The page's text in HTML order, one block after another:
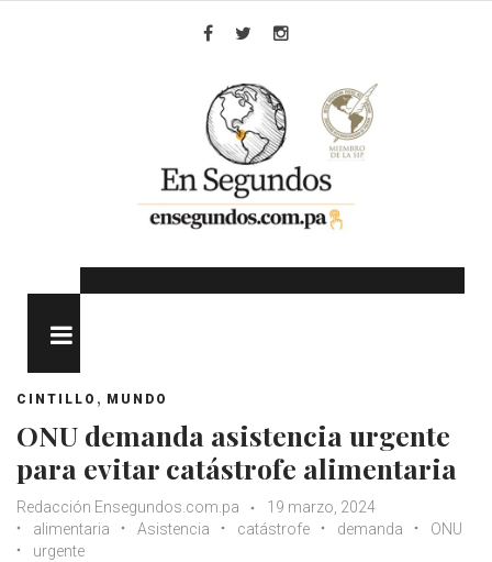
CINTILLO , MUNDO
ONU demanda asistencia urgente
para evitar catástrofe alimentaria
Redacción Ensegundos.com.pa
19 marzo, 2024
alimentaria
Asistencia catástrofe demanda
ONU
urgente